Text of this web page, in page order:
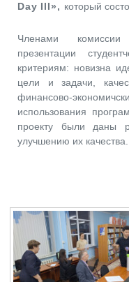
Day III», который
Членами комиссии
презентации
критериям: новизна
цели и задачи,
финансово-
использования
проекту были даны
улучшению их качества.